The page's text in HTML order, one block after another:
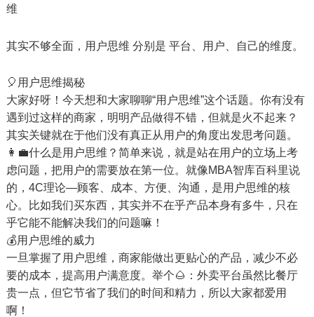
维
其实不够全面，用户思维 分别是 平台、用户、自己的维度。
🎈用户思维揭秘
大家好呀！今天想和大家聊聊“用户思维”这个话题。你有没有
遇到过这样的商家，明明产品做得不错，但就是火不起来？
其实关键就在于他们没有真正从用户的角度出发思考问题。
👩‍💼什么是用户思维？简单来说，就是站在用户的立场上考
虑问题，把用户的需要放在第一位。就像MBA智库百科里说
的，4C理论—顾客、成本、方便、沟通，是用户思维的核
心。比如我们买东西，其实并不在乎产品本身有多牛，只在
乎它能不能解决我们的问题嘛！
💰用户思维的威力
一旦掌握了用户思维，商家能做出更贴心的产品，减少不必
要的成本，提高用户满意度。举个🌰：外卖平台虽然比餐厅
贵一点，但它节省了我们的时间和精力，所以大家都爱用
啊！